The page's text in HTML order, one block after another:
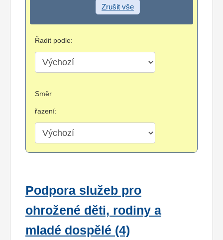
Zrušit vše
Řadit podle:
Směr
řazení:
Podpora služeb pro
ohrožené děti, rodiny a
mladé dospělé (4)